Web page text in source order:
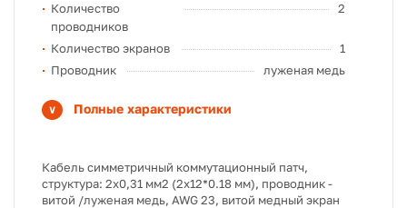
Количество
проводников
2
Количество экранов
1
Проводник
луженая медь
Полные характеристики
Кабель симметричный коммутационный патч,
структура: 2х0,31 мм2 (2х12*0.18 мм), проводник -
витой /луженая медь, AWG 23, витой медный экран